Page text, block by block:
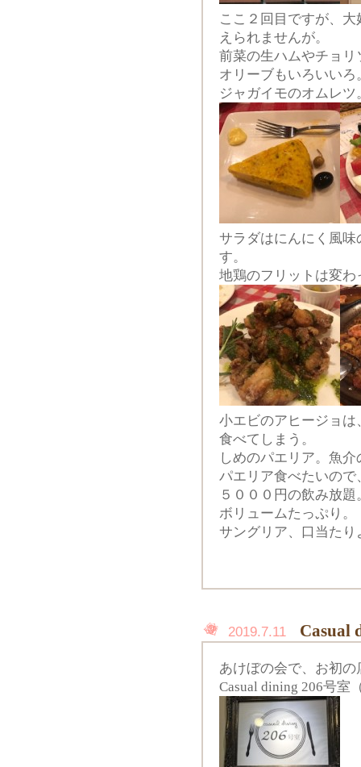
ここ２回目ですが、
えられませんが。
前菜の生ハムやチョ
オリーブもいろいいろ
ジャガイモのオムレツ
サラダはにんにく風
す。
地鶏のフリットは変
小エビのアヒージョ
食べてしまう。
しめのパエリア。魚
パエリア食べたいの
５０００円の飲み放
ボリュームたっぷり。
サングリア、口当た
2019.7.11 Casual
あけぼの会で、お初
Casual dining 206号室